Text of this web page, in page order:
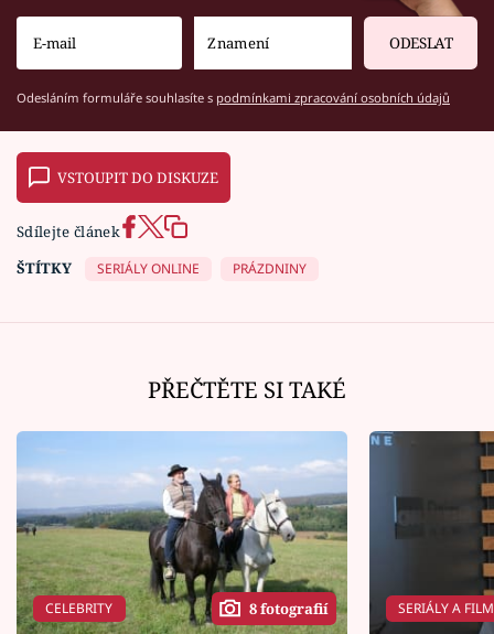
ODESLAT
Odesláním formuláře souhlasíte s podmínkami zpracování osobních údajů
VSTOUPIT DO DISKUZE
Sdílejte článek
ŠTÍTKY
SERIÁLY ONLINE PRÁZDNINY
PŘEČTĚTE SI TAKÉ
CELEBRITY 8 fotografií SERIÁLY A